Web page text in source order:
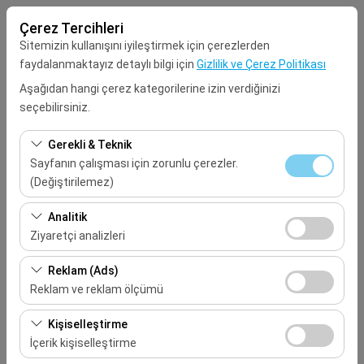
Çerez Tercihleri
Sitemizin kullanışını iyileştirmek için çerezlerden
faydalanmaktayız detaylı bilgi için Gizlilik ve Çerez Politikası
Aşağıdan hangi çerez kategorilerine izin verdiğinizi
seçebilirsiniz.
Gerekli & Teknik
Sayfanın çalışması için zorunlu çerezler.
(Değiştirilemez)
Bu çerezler sitenin doğru şekilde çalışması, güvenlik,
oturum yönetimi ve temel işlevler için gereklidir. Devre
dışı bırakılamaz.
Analitik
Ziyaretçi analizleri
Bu çerezler, sitemizin nasıl kullanıldığını (ziyaretçi sayısı,
en çok ziyaret edilen sayfalar, kullanıcı davranışları)
analiz etmemizi sağlar. Bu veriler, web sitesi
performansını ölçmek ve kullanıcı deneyimini sürekli
iyileştirmek için kullanılır.
Reklam (Ads)
Reklam ve reklam ölçümü
Bu çerezler, size ilgi alanlarınıza uygun kişiselleştirilmiş
reklamlar göstermemize ve reklam kampanyalarımızın
etkinliğini (gösterim sayısı, tıklama oranı) ölçmemize
Kişiselleştirme
İçerik kişiselleştirme
Seçiniz
Alış Tarih & Saat
Bırakış Tarih & Saat